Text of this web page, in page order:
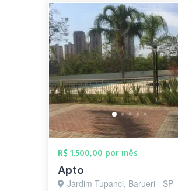
R$ 1.500,00 por mês
Apto
Jardim Tupanci, Barueri - SP